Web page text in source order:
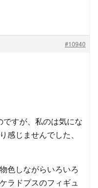
#10940
すが、私のは気にな
感じませんでした、
色しながらいろいろ
ラドプスのフィギュ